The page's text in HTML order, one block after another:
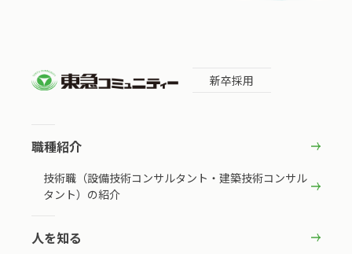
新卒採用
職種紹介
技術職（設備技術コンサルタント・建築技術コンサル
タント）の紹介
人を知る